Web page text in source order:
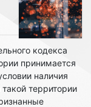
кодекса
принимается
наличия
территории